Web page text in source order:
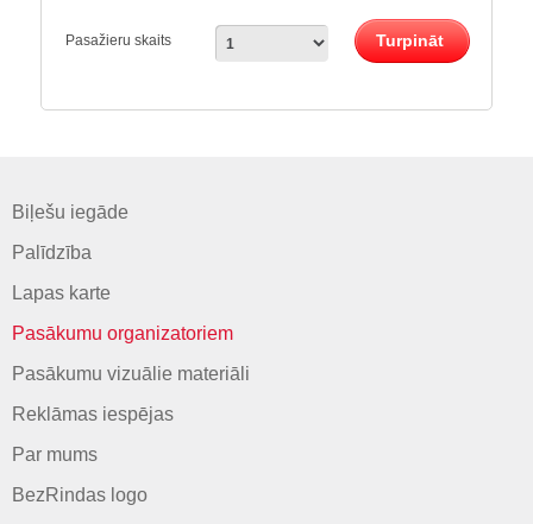
Pasažieru skaits Turpināt
Biļešu iegāde
Palīdzība
Lapas karte
Pasākumu organizatoriem
Pasākumu vizuālie materiāli
Reklāmas iespējas
Par mums
BezRindas logo